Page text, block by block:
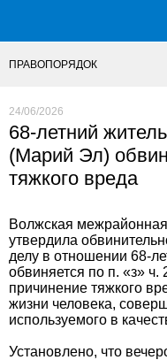
ПРАВОПОРЯДОК
24/06/2026
68-летний
(Марий Эл)
тяжкого вреда
Волжская
утвердила
делу в отношении 68-
обвиняется по п. «з»
причинение тяжкого
жизни человека,
используемого в
Установлено, что